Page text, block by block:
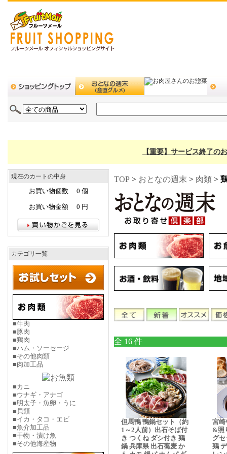
【重要】サービス終了の
現在のカートの中身
お買い物個数 0 個
お買い物金額 0 円
カテゴリ一覧
■牛肉
■豚肉
■鶏肉
■ハム・ソーセージ
■その他肉類
■肉加工品
■カニ
■ウナギ・アナゴ
■明太子・魚卵・うに
■貝類
■イカ・タコ・エビ
■魚介加工品
■干物・漬け魚
■その他海産物
TOP > おとなの週末 > 肉類 >
全 16 件
但馬鴨 鴨鍋セット（約
1～2人前）出石そば付
き つくね ダシ付き 鶏
鍋 兵庫県 出石蕎麦 か
宮崎
&照
グ
鶏